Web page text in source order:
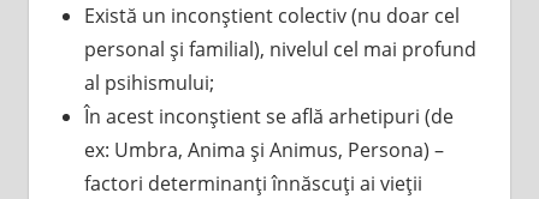
Există un inconştient colectiv (nu doar cel
personal şi familial), nivelul cel mai profund
al psihismului;
În acest inconştient se află arhetipuri (de
ex: Umbra, Anima şi Animus, Persona) –
factori determinanţi înnăscuţi ai vieţii